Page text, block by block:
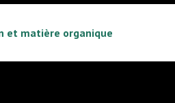
et matière organique